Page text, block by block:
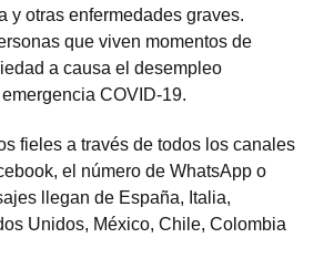
y otras enfermedades graves.
que viven momentos de
a causa el desempleo
COVID-19.
fieles a través de todos los canales
el número de WhatsApp o
llegan de España, Italia,
Unidos, México, Chile, Colombia